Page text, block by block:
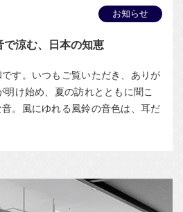
お知らせ
涼む、日本の知恵
す。いつもご覧いただき、ありが
明け始め、夏の訪れとともに聞こ
。風にゆれる風鈴の音色は、耳だ